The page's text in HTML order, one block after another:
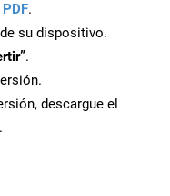
PDF.
su dispositivo.
.
descargue el